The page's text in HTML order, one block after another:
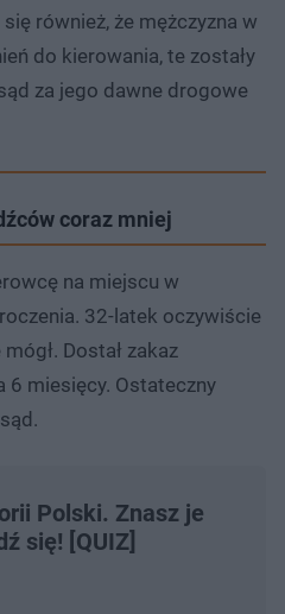
również, że mężczyzna w
do kierowania, te zostały
za jego dawne drogowe
coraz mniej
na miejscu w
32-latek oczywiście
Dostał zakaz
6 miesięcy. Ostateczny
Polski. Znasz je
się! [QUIZ]